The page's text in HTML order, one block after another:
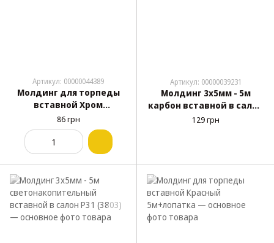
Артикул: 00000044389
Молдинг для торпеды
вставной Хром
5м+лопатка
86 грн
Артикул: 00000039231
Молдинг 3х5мм - 5м
карбон вставной в салон
P31 (3807)
129 грн